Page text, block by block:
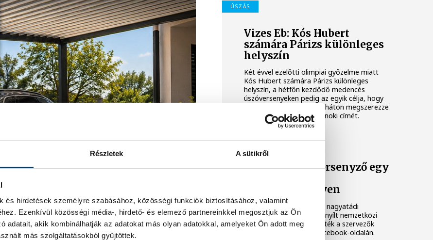
Részletek A sütikről
és hirdetések személyre szabásához, közösségi funkciók biztosításához, valamint
Ezenkívül közösségi média-, hirdető- és elemező partnereinkkel megosztjuk az Ön
adatait, akik kombinálhatják az adatokat más olyan adatokkal, amelyeket Ön adott meg
más szolgáltatásokból gyűjtöttek.
ÚSZÁS
Vizes Eb: Kós Hubert
számára Párizs különleges
helyszín
Két évvel ezelőtti olimpiai győzelme miatt
Kós Hubert számára Párizs különleges
helyszín, a hétfőn kezdődő medencés
úszóversenyeken pedig az egyik célja, hogy
fő számában, 200 méter háton megszerezze
karrierje első Európa-bajnoki címét.
TRIATLON
Meghalt egy versenyző egy
triatlonversenyen
Meghalt egy versenyző a nagyatádi
eXtremeMan elnevezésű nyílt nemzetközi
triatlonversenyen - közölték a szervezők
vasárnap az esemény Facebook-oldalán.